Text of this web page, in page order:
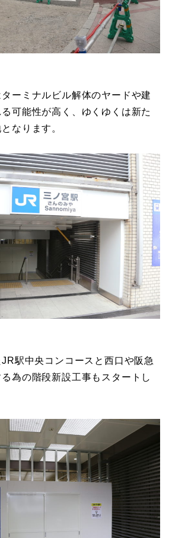
ーミナルビル解体のヤードや建
可能性が高く、ゆくゆくは新た
なります。
駅中央コンコースと西口や阪急
為の階段新設工事もスタートし